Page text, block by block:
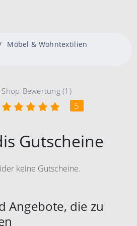
Möbel & Wohntextilien
Shop-Bewertung (1)
5
Gutscheine
keine Gutscheine.
Angebote, die zu